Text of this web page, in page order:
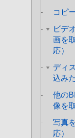
コピ
ビデ
画を
応）
ディ
込み
他の
像を
写真
応）